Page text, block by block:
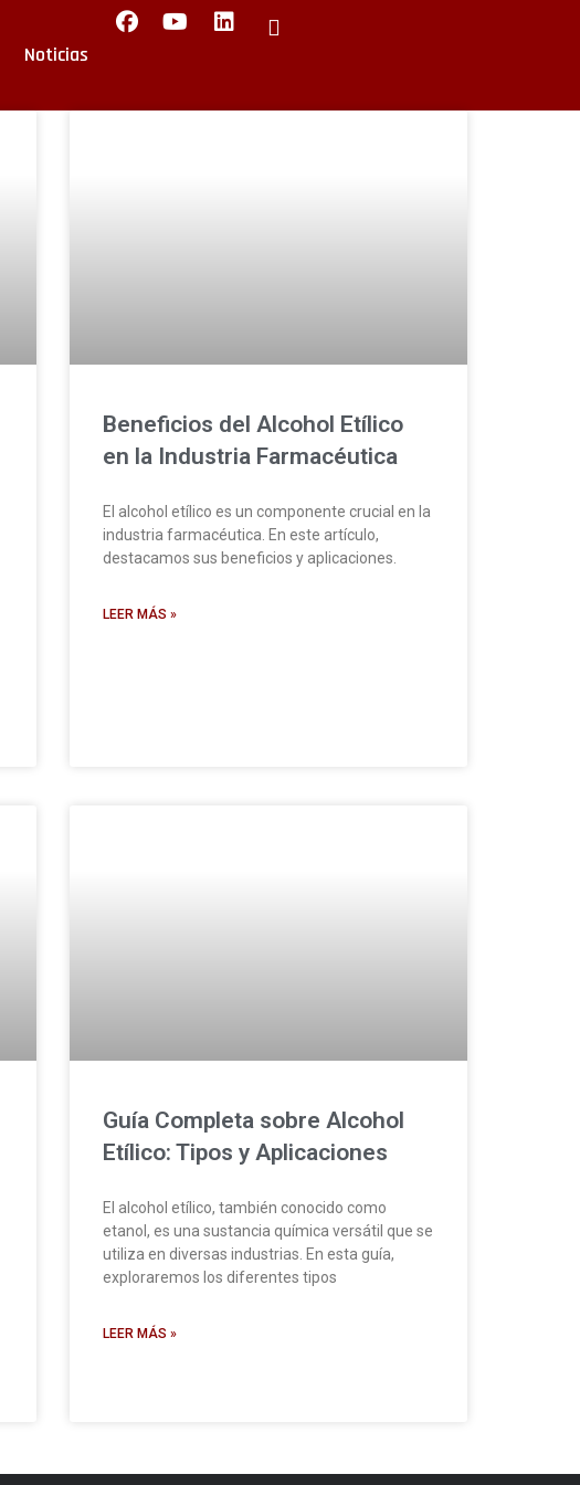
Noticias
Beneficios del Alcohol Etílico
en la Industria Farmacéutica
El alcohol etílico es un componente crucial en la
industria farmacéutica. En este artículo,
destacamos sus beneficios y aplicaciones.
LEER MÁS »
Guía Completa sobre Alcohol
Etílico: Tipos y Aplicaciones
El alcohol etílico, también conocido como
etanol, es una sustancia química versátil que se
utiliza en diversas industrias. En esta guía,
exploraremos los diferentes tipos
LEER MÁS »